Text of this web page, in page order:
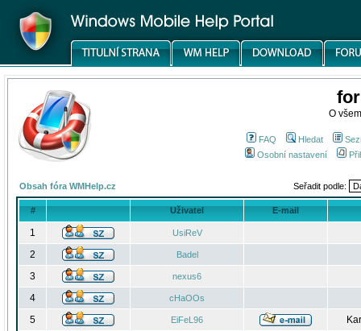
O
FAQ Hledat
Osobní nastavení
Obsah fóra WMHelp.cz Seřadit podle:
# Uživatel E-mail
1 UsiReV
2 Badel
3 nexus6
4 cHaOOs
5 EiFeL96